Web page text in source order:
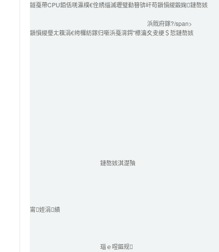
鐩戞帶CPU銆佸唴瀛樸€佺綉缁滅瓑璧勬簮锛屽苟鎻愪緵鍛婅鏈嶅姟
浜戝府鎵?/span>
鎻愪緵璺ㄤ簯涓€绔欏紡鎵归噺浜戞湇鍔″櫒瀹夊叏绠＄悊鏈嶅姟
鏈嶅姟淇濋殰
甯姪涓績
瑙ｅ喅鏂规